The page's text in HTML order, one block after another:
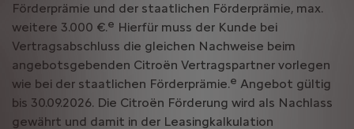
Förderprämie und der staatlichen Förderprämie, max.
weitere 3.000 €.e Hierfür muss der Kunde bei
Vertragsabschluss die gleichen Nachweise beim
angebotsgebenden Citroën Vertragspartner vorlegen
wie bei der staatlichen Förderprämie.e Angebot gültig
bis 30.09.2026. Die Citroën Förderung wird als Nachlass
gewährt und damit in der Leasingkalkulation